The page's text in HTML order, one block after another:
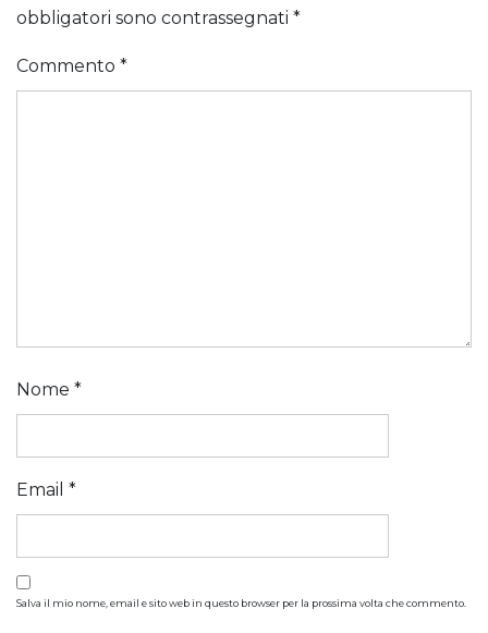
obbligatori sono contrassegnati *
Commento *
Nome *
Email *
Salva il mio nome, email e sito web in questo browser per la prossima volta che commento.